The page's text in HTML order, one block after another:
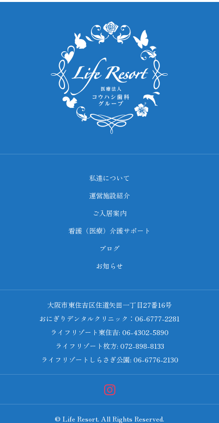
私達について
運営施設紹介
ご入居案内
看護（医療）介護サポート
ブログ
お知らせ
大阪市東住吉区住道矢田一丁目27番16号
おにぎりデンタルクリニック：06-6777-2281
ライフリゾート東住吉: 06-4302-5890
ライフリゾート枚方: 072-898-8133
ライフリゾートしらさぎ公園: 06-6776-2130
© Life Resort. All Rights Reserved.